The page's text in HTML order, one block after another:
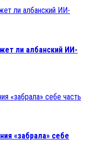
ли албанский ИИ-
«забрала» себе